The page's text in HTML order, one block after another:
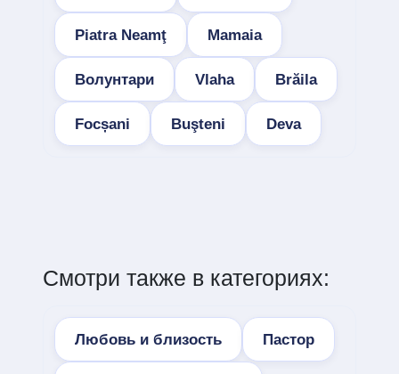
Piatra Neamţ Mamaia
Волунтари Vlaha Brăila
Focșani Buşteni Deva
Смотри также в категориях:
Любовь и близость Пастор